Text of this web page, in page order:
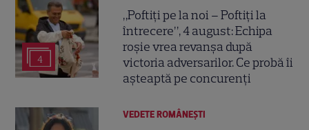
4
„Poftiți pe la noi – Poftiți la
întrecere”, 4 august: Echipa
roșie vrea revanșa după
victoria adversarilor. Ce probă îi
așteaptă pe concurenți
VEDETE ROMÂNEŞTI